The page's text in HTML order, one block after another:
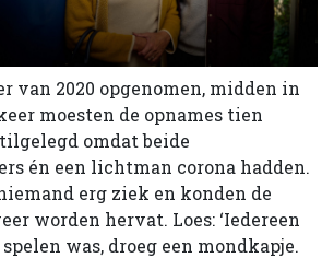
van 2020 opgenomen, midden in
moesten de opnames tien
omdat beide
én een lichtman corona hadden.
erg ziek en konden de
worden hervat. Loes: ‘Iedereen
was, droeg een mondkapje.